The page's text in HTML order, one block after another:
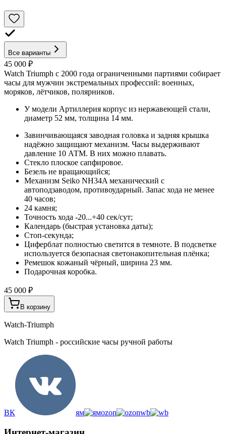
Все варианты
45 000 ₽
Watch Triumph с 2000 года ограниченными партиями собирает
часы для мужчин экстремальных профессий: военных,
моряков, лётчиков, полярников.
У модели Артиллерия корпус из нержавеющей стали,
диаметр 52 мм, толщина 14 мм.
Завинчивающаяся заводная головка и задняя крышка
надёжно защищают механизм. Часы выдерживают
давление 10 АТМ. В них можно плавать.
Стекло плоское сапфировое.
Безель не вращающийся;
Механизм Seiko NH34A механический с
автоподзаводом, противоударный. Запас хода не менее
40 часов;
24 камня;
Точность хода -20...+40 сек/сут;
Календарь (быстрая установка даты);
Стоп-секунда;
Циферблат полностью светится в темноте. В подсветке
используется безопасная светонакопительная плёнка;
Ремешок кожаный чёрный, ширина 23 мм.
Подарочная коробка.
45 000 ₽
В корзину
Watch-Triumph
Watch Triumph - российские часы ручной работы
ВК ям ozon wb